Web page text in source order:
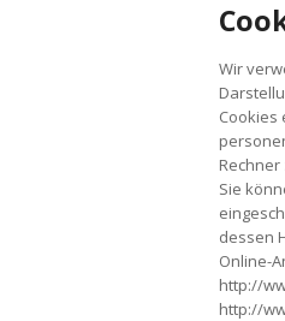
Wir
Cookies
Sie
dessen
Online-
http://
http://